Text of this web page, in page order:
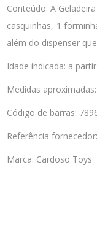
Conteúdo: A
casquinhas, 1
além do dispenser
Idade indicada: a
Medidas
Código de barras:
Referência
Marca: Cardoso Toys